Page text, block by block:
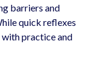
barriers and
quick reflexes
with practice and